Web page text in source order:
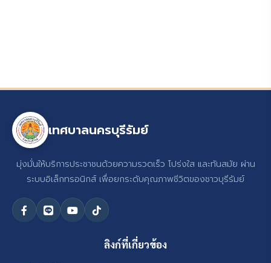
เทศบาลนครบุรีรัมย์
มุ่งมั่นให้บริการประชาชนด้วยความรวดเร็ว โปร่งใส และทันสมัย ผ่าน
ระบบอิเล็กทรอนิกส์ เพื่อยกระดับคุณภาพชีวิตของชาวบุรีรัมย์
ลิงก์ที่เกี่ยวข้อง